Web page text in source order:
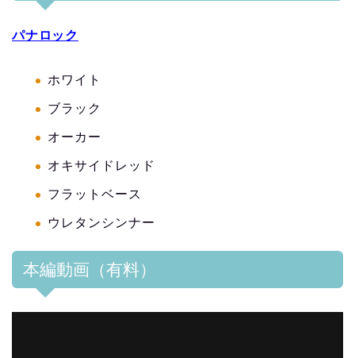
パナロック
ホワイト
ブラック
オーカー
オキサイドレッド
フラットベース
ウレタンシンナー
本編動画（有料）